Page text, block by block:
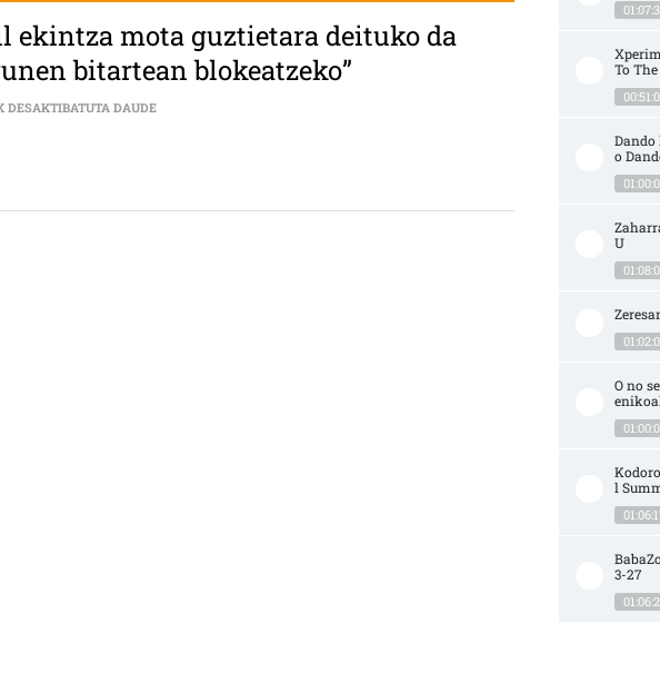
ekintza mota guztietara deituko da
bitartean blokeatzeko”
DESAKTIBATUTA DAUDEHARTZEA LOPEZ: “DESOBEDIENTZIA ZIBIL EKINTZA MOTA GUZTIETARA
To
Dando
o
U
O no
l
3-27